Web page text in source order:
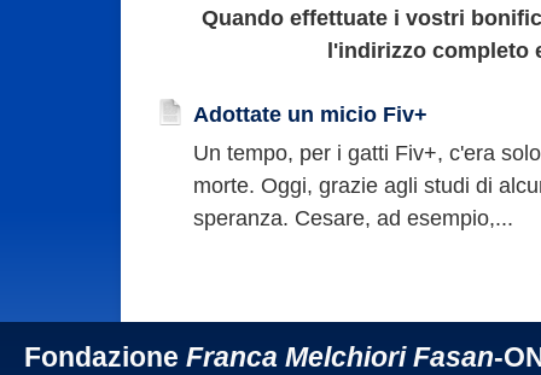
Quando effettuate i vostri
l'indirizzo completo
Adottate un micio Fiv+
Un tempo, per i gatti Fiv+, c'era
morte. Oggi, grazie agli studi di
speranza. Cesare, ad esempio,...
Fondazione Franca Melchiori Fasan-